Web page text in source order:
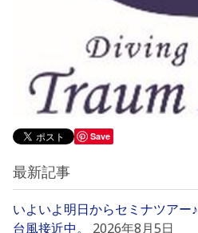
Save
最新記事
いよいよ明日からセミナツアー♪
台風接近中。
2026年8月5日